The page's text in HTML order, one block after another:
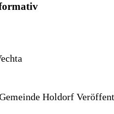
Holdorf